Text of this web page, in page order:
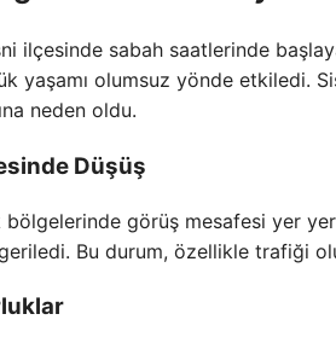
ilçesinde sabah saatlerinde
yaşamı olumsuz yönde etkiledi.
neden oldu.
Düşüş
bölgelerinde görüş mesafesi yer yer
Bu durum, özellikle trafiği